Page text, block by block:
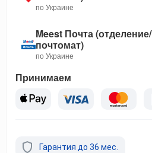
по Украине
Meest Почта (отделение/
почтомат)
по Украине
Принимаем
Гарантия до 36 мес.